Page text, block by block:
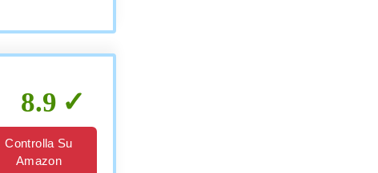
8.9
Controlla Su
Amazon